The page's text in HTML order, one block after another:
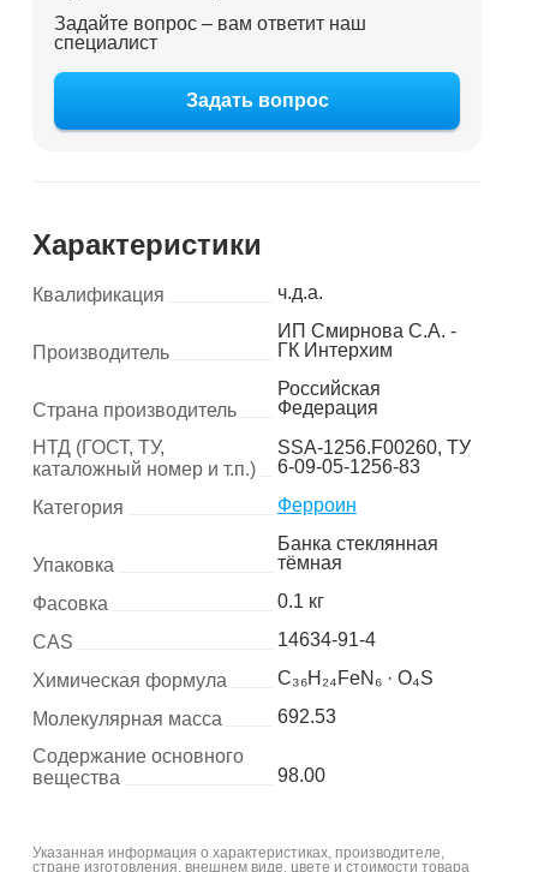
Задайте вопрос – вам ответит наш
специалист
Задать вопрос
Характеристики
Квалификация ч.д.а.
Производитель
ИП Смирнова С.А. -
ГК Интерхим
Страна производитель
Российская
Федерация
НТД (ГОСТ, ТУ,
каталожный номер и т.п.)
SSA-1256.F00260, ТУ
6-09-05-1256-83
Категория
Ферроин
Упаковка
Банка стеклянная
тёмная
Фасовка
0.1 кг
CAS
14634-91-4
Химическая формула
C₃₆H₂₄FeN₆ · O₄S
Молекулярная масса
692.53
Содержание основного
вещества
98.00
Указанная информация о характеристиках, производителе,
стране изготовления, внешнем виде, цвете и стоимости товара